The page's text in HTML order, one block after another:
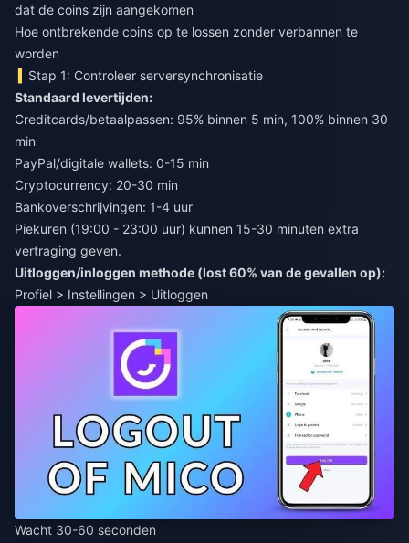
dat de coins zijn aangekomen
Hoe ontbrekende coins op te lossen zonder verbannen te
worden
Stap 1: Controleer serversynchronisatie
Standaard levertijden:
Creditcards/betaalpassen: 95% binnen 5 min, 100% binnen 30
min
PayPal/digitale wallets: 0-15 min
Cryptocurrency: 20-30 min
Bankoverschrijvingen: 1-4 uur
Piekuren (19:00 - 23:00 uur) kunnen 15-30 minuten extra
vertraging geven.
Uitloggen/inloggen methode (lost 60% van de gevallen op):
Profiel > Instellingen > Uitloggen
Wacht 30-60 seconden